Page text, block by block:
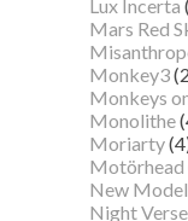
Lux Incerta
Mars Red
Monkey3
Monkeys
Monolithe
Moriarty
Motörhead
New
Night